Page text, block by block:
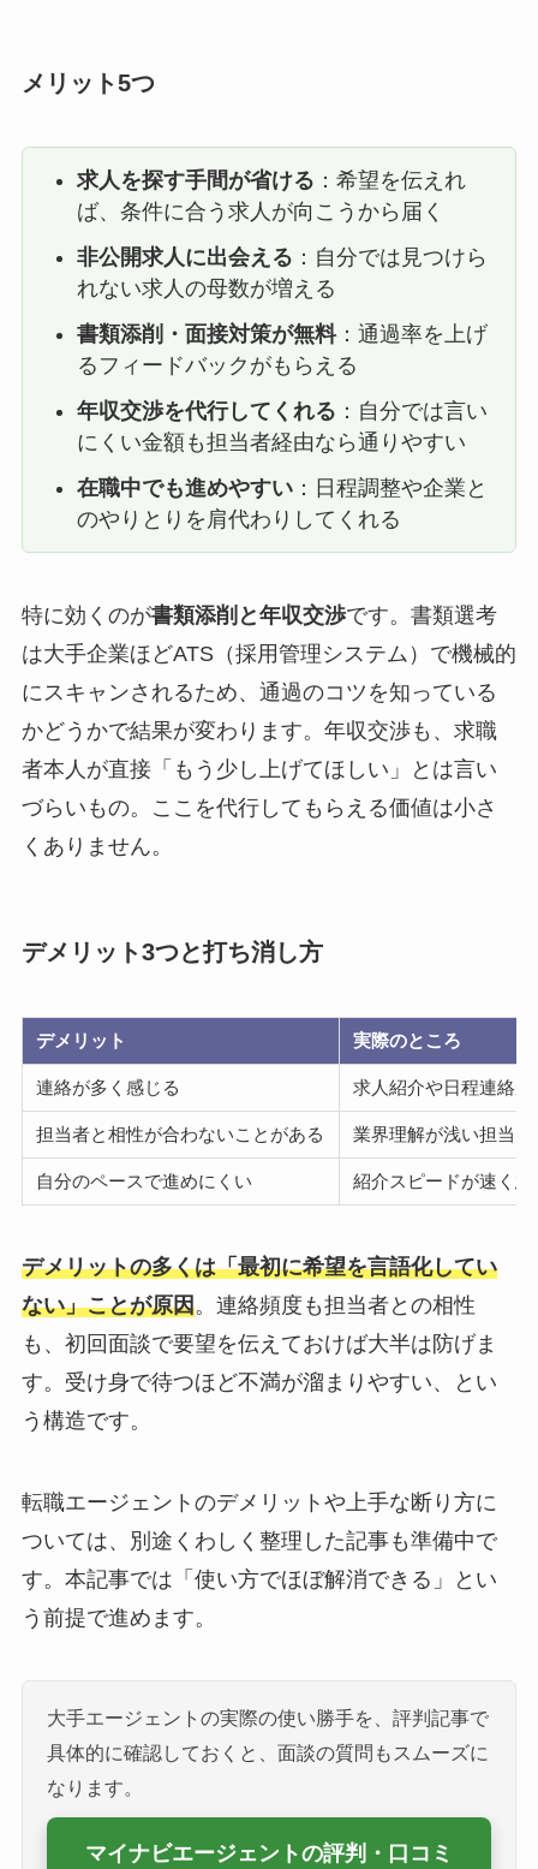
メリット5つ
求人を探す手間が省ける ：希望を伝えれ
ば、条件に合う求人が向こうから届く
非公開求人に出会える ：自分では見つけら
れない求人の母数が増える
書類添削・面接対策が無料：通過率を上げ
るフィードバックがもらえる
年収交渉を代行してくれる ：自分では言い
にくい金額も担当者経由なら通りやすい
在職中でも進めやすい：日程調整や企業と
のやりとりを肩代わりしてくれる
特に効くのが書類添削と年収交渉です。書類選考
は大手企業ほどATS（採用管理システム）で機械的
にスキャンされるため、通過のコツを知っている
かどうかで結果が変わります。年収交渉も、求職
者本人が直接「もう少し上げてほしい」とは言い
づらいもの。ここを代行してもらえる価値は小さ
くありません。
デメリット3つと打ち消し方
デメリット 実際のところ
連絡が多く感じる 求人紹介や日程連絡
担当者と相性が合わないことがある 業界理解が浅い担当
自分のペースで進めにくい 紹介スピードが速く
デメリットの多くは「最初に希望を言語化してい
ない」ことが原因。連絡頻度も担当者との相性
も、初回面談で要望を伝えておけば大半は防げま
す。受け身で待つほど不満が溜まりやすい、とい
う構造です。
転職エージェントのデメリットや上手な断り方に
ついては、別途くわしく整理した記事も準備中で
す。本記事では「使い方でほぼ解消できる」とい
う前提で進めます。
大手エージェントの実際の使い勝手を、評判記事で
具体的に確認しておくと、面談の質問もスムーズに
なります。
マイナビエージェントの評判・口コミ